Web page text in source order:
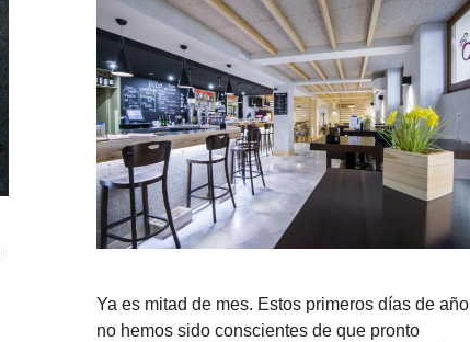
Ya es mitad de mes. Estos primeros días de año
no hemos sido conscientes de que pronto